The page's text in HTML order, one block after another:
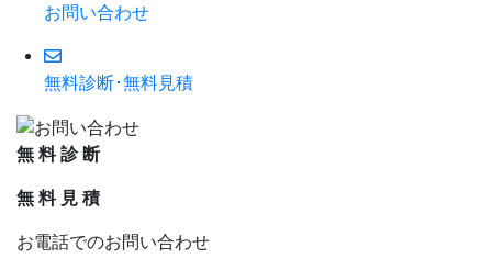
お問い合わせ
無料診断･無料見積
無 料 診 断
無 料 見 積
お電話でのお問い合わせ